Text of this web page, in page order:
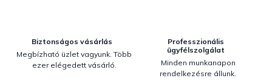
Biztonságos vásárlás
Megbízható üzlet vagyunk. Több
ezer elégedett vásárló.
Professzionális
ügyfélszolgálat
Minden munkanapon
rendelkezésre állunk.